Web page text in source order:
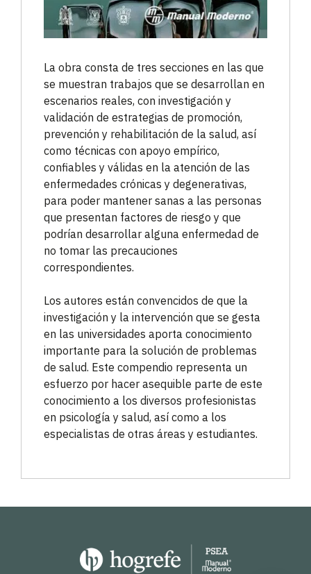
La obra consta de tres secciones en las que
se muestran trabajos que se desarrollan en
escenarios reales, con investigación y
validación de estrategias de promoción,
prevención y rehabilitación de la salud, así
como técnicas con apoyo empírico,
confiables y válidas en la atención de las
enfermedades crónicas y degenerativas,
para poder mantener sanas a las personas
que presentan factores de riesgo y que
podrían desarrollar alguna enfermedad de
no tomar las precauciones
correspondientes.
Los autores están convencidos de que la
investigación y la intervención que se gesta
en las universidades aporta conocimiento
importante para la solución de problemas
de salud. Este compendio representa un
esfuerzo por hacer asequible parte de este
conocimiento a los diversos profesionistas
en psicología y salud, así como a los
especialistas de otras áreas y estudiantes.